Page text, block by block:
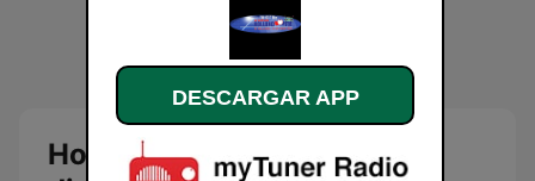
Holland FM La Carihuela en
DESCARGAR APP